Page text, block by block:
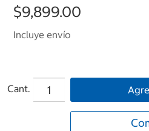
$9,899.00
Incluye envío
Cant.